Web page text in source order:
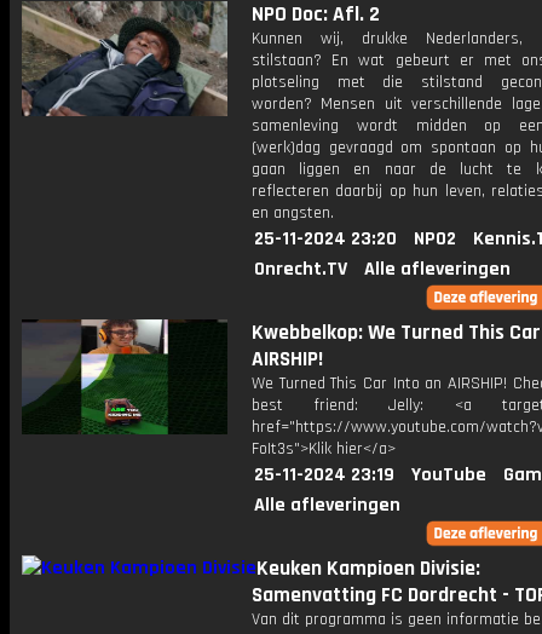
NPO Doc: Afl. 2
Kunnen wij, drukke
stilstaan? En wat gebeurt er met
plotseling met die stilstand
worden? Mensen uit verschillende
samenleving wordt midden op
(werk)dag gevraagd om spontaan op
gaan liggen en naar de lucht te
reflecteren daarbij op hun leven,
en angsten.
25-11-2024 23:20 NPO2
Onrecht.TV
Alle afleveringen
Kwebbelkop: We Turned This
AIRSHIP!
We Turned This Car Into an AIRSHIP!
best friend: Jelly: <a
href="https://www.youtube.com/
FoIt3s">Klik hier</a>
25-11-2024 23:19 YouTube
Alle afleveringen
Keuken Kampioen Divisie:
Samenvatting FC Dordrecht -
Van dit programma is geen informatie